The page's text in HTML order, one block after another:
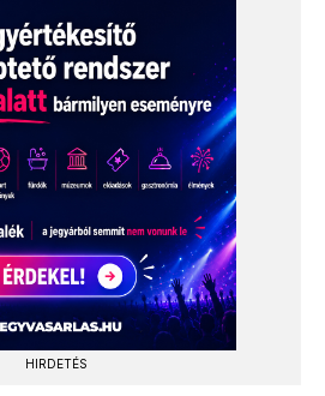
HIRDETÉS